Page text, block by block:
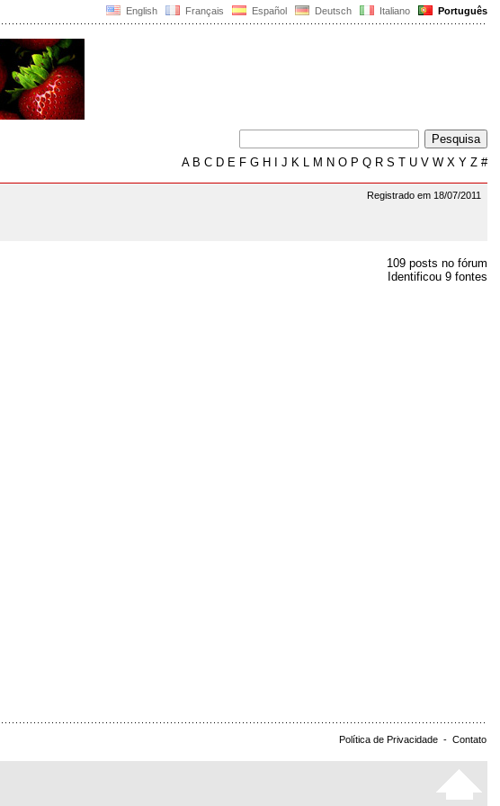
English Français Español Deutsch Italiano Português
AB C D E F G H J K L M N O P Q R S T U V W X Y Z #
Registrado em 18/07/2011
109 posts no fórum
Identificou 9 fontes
Política de Privacidade - Contato